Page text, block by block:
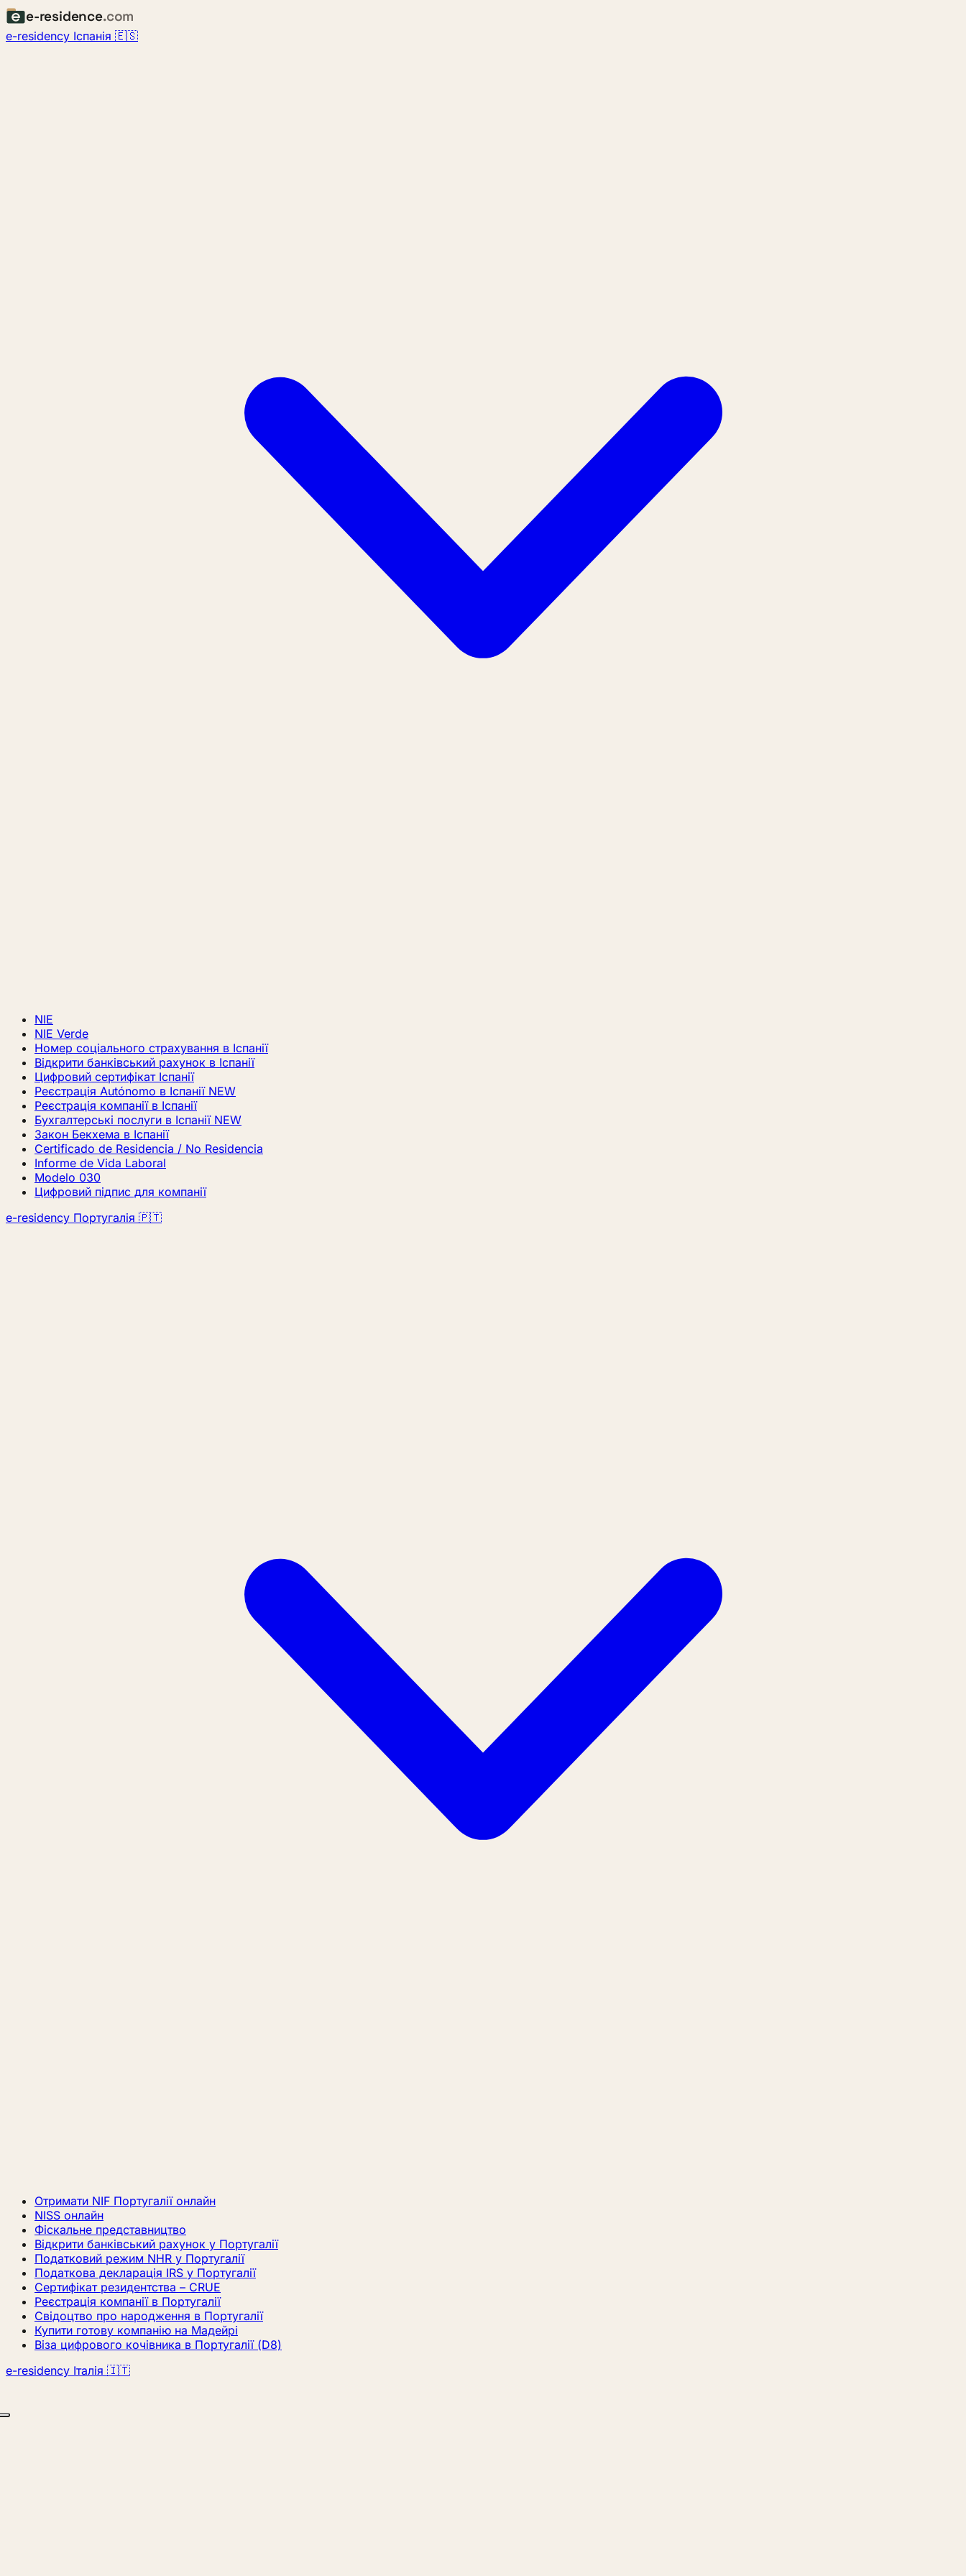
e-residence.com
e-residency Іспанія 🇪🇸
NIE
NIE Verde
Номер соціального страхування в Іспанії
Відкрити банківський рахунок в Іспанії
Цифровий сертифікат Іспанії
Реєстрація Autónomo в Іспанії NEW
Реєстрація компанії в Іспанії
Бухгалтерські послуги в Іспанії NEW
Закон Бекхема в Іспанії
Certificado de Residencia / No Residencia
Informe de Vida Laboral
Modelo 030
Цифровий підпис для компанії
e-residency Португалія 🇵🇹
Отримати NIF Португалії онлайн
NISS онлайн
Фіскальне представництво
Відкрити банківський рахунок у Португалії
Податковий режим NHR у Португалії
Податкова декларація IRS у Португалії
Сертифікат резидентства – CRUE
Реєстрація компанії в Португалії
Свідоцтво про народження в Португалії
Купити готову компанію на Мадейрі
Віза цифрового кочівника в Португалії (D8)
e-residency Італія 🇮🇹